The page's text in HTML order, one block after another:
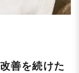
善を続けた